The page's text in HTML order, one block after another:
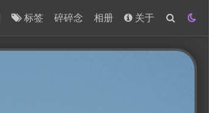
标签 碎碎念 相册 关于